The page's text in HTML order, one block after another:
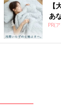
【
あ
PR(